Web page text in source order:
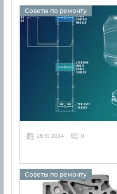
Советы по ремонту
28 10 2024 0
Советы по ремонту